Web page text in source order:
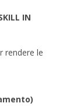
IN
rendere le